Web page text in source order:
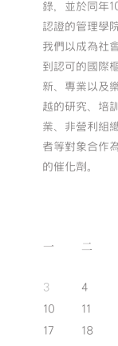
錄，並於同年
認證的管理學院
我們以成為社
到認可的國際
新、專業以及
越的研究、培
業、非營利組
者等對象合作
的催化劑。
一 二
3
4
10
11
17
18